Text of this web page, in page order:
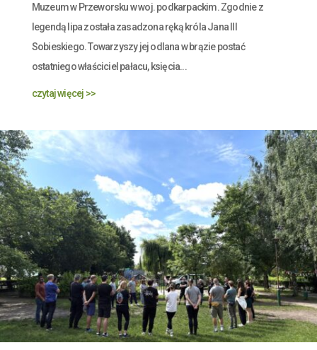
Muzeum w Przeworsku w woj. podkarpackim. Zgodnie z
legendą lipa została zasadzona ręką króla Jana III
Sobieskiego. Towarzyszy jej odlana w brązie postać
ostatniego właściciel pałacu, księcia...
czytaj więcej >>